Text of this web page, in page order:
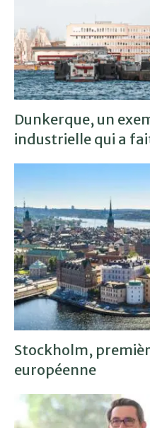
Dunkerque, un
industrielle qui a
Stockholm,
européenne